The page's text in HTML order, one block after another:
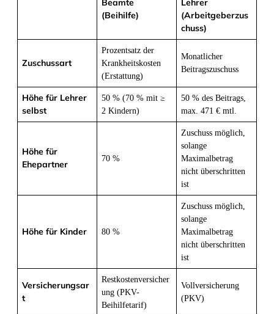
(Beihilfe)
(Arbeitgeberzus
chuss)
Zuschussart
Prozentsatz der
Krankheitskosten
(Erstattung)
Monatlicher
Beitragszuschuss
Höhe für Lehrer
selbst
50 % (70 % mit ≥
2 Kindern)
50 % des Beitrags,
max. 471 € mtl.
Höhe für
Ehepartner
70 %
Zuschuss möglich,
solange
Maximalbetrag
nicht überschritten
ist
Höhe für Kinder 80 %
Zuschuss möglich,
solange
Maximalbetrag
nicht überschritten
ist
Versicherungsar
t
Restkostenversicher
ung (PKV-
Beihilfetarif)
Vollversicherung
(PKV)